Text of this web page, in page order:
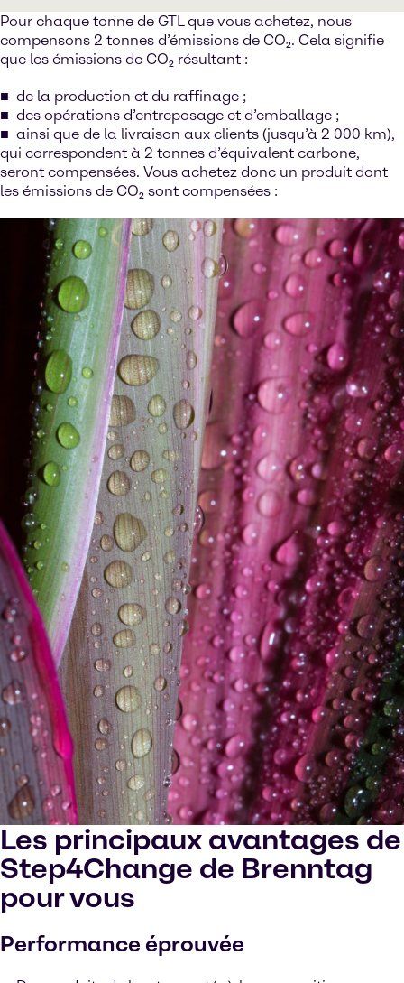
Pour chaque tonne de GTL que vous achetez, nous
compensons 2 tonnes d’émissions de CO₂. Cela signifie
que les émissions de CO₂ résultant :
de la production et du raffinage ;
des opérations d’entreposage et d’emballage ;
ainsi que de la livraison aux clients (jusqu’à 2 000 km),
qui correspondent à 2 tonnes d’équivalent carbone,
seront compensées. Vous achetez donc un produit dont
les émissions de CO₂ sont compensées :
Les principaux avantages de
Step4Change de Brenntag
pour vous
Performance éprouvée